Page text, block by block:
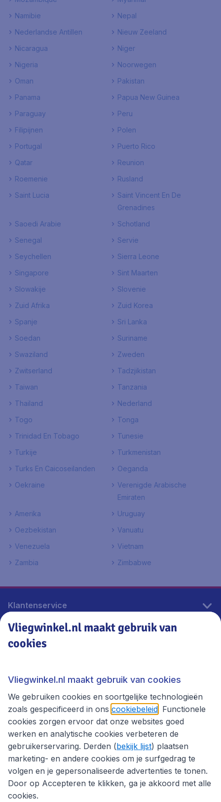
Namibie
Nepal
Nederlandse Antillen
Nieuw Zeeland
Nicaragua
Niger
Nigeria
Noorwegen
Oman
Pakistan
Panama
Papua New Guinea
Paraguay
Peru
Filipijnen
Polen
Portugal
Puerto Rico
Qatar
Reunion
Roemenie
Rusland
Saint Lucia
Saint Vincent En De
Grenadines
Saoedi Arabie
Schotland
Senegal
Servie
Seychellen
Sierra Leone
Singapore
Sint Maarten
Slowakije
Slovenie
Zuid Afrika
Zuid Korea
Spanje
Sri Lanka
Soedan
Suriname
Swaziland
Zweden
Zwitserland
Tadzjikistan
Taiwan
Tanzania
Thailand
Nederland
Togo
Tonga
Trinidad En Tobago
Tunesie
Turkije
Turkmenistan
Turks En Caicoseilanden
Oeganda
Oekraine
Verenigde Arabische
Emiraten
Amerika
Uruguay
Oezbekistan
Vanuatu
Venezuela
Vietnam
Zambia
Zimbabwe
Klantenservice
Vliegwinkel.nl
Thema's
Vliegwinkel.nl maakt gebruik van
cookies
Vliegwinkel.nl maakt gebruik van cookies
We gebruiken cookies en soortgelijke technologieën
zoals gespecificeerd in ons cookiebeleid . Functionele
cookies zorgen ervoor dat onze websites goed
werken en analytische cookies verbeteren de
gebruikerservaring. Derden (bekijk lijst) plaatsen
marketing- en andere cookies om je surfgedrag te
volgen en je gepersonaliseerde advertenties te tonen.
Door op Accepteren te klikken, ga je akkoord met alle
cookies.